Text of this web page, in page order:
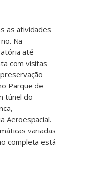
as atividades
Na
até
com visitas
Parque de
túnel do
Aeroespacial.
variadas
completa está